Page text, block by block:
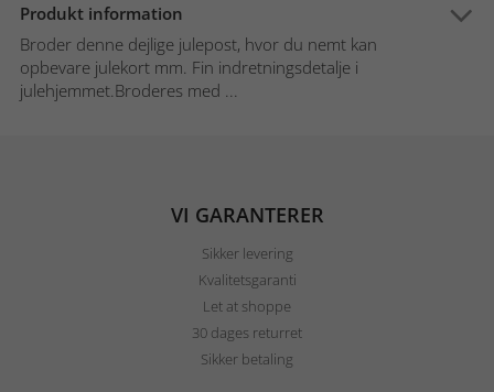
Produkt information
Broder denne dejlige julepost, hvor du nemt kan
opbevare julekort mm. Fin indretningsdetalje i
julehjemmet.Broderes med ...
VI GARANTERER
Sikker levering
Kvalitetsgaranti
Let at shoppe
30 dages returret
Sikker betaling